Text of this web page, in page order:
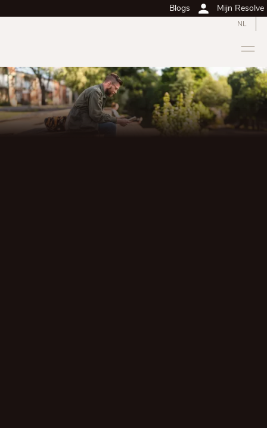
Blogs Mijn Resolve
NL